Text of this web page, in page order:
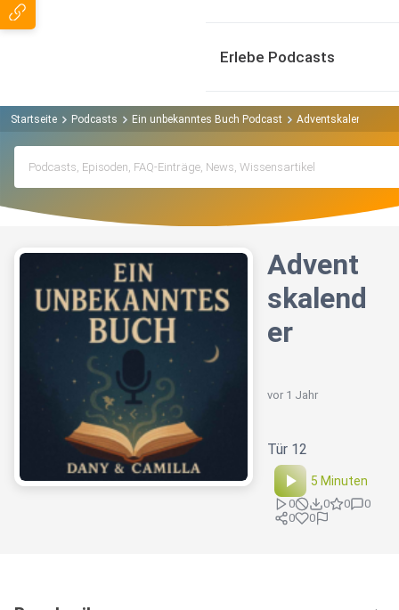
Erlebe Podcasts
Startseite Podcasts Ein unbekanntes Buch Podcast Adventskalender
Advent
skalend
er
vor 1 Jahr
Tür 12
5 Minuten
0 0 0
0
0
0